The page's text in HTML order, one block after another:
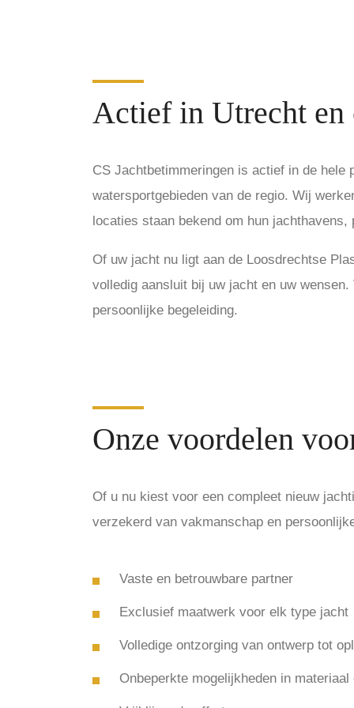
Actief in Utrecht en
CS Jachtbetimmeringen is actief in de
watersportgebieden van de regio. Wij
locaties staan bekend om hun
Of uw jacht nu ligt aan de Loosdrechtse
volledig aansluit bij uw jacht en uw
persoonlijke begeleiding.
Onze voordelen
Of u nu kiest voor een compleet nieuw
verzekerd van vakmanschap en
Vaste en betrouwbare partner
Exclusief maatwerk voor elk type jacht
Volledige ontzorging van ontwerp tot
Onbeperkte mogelijkheden in materiaal